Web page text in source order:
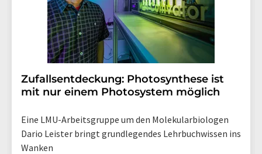
Zufallsentdeckung: Photosynthese ist
mit nur einem Photosystem möglich
Eine LMU-Arbeitsgruppe um den Molekularbiologen
Dario Leister bringt grundlegendes Lehrbuchwissen ins
Wanken